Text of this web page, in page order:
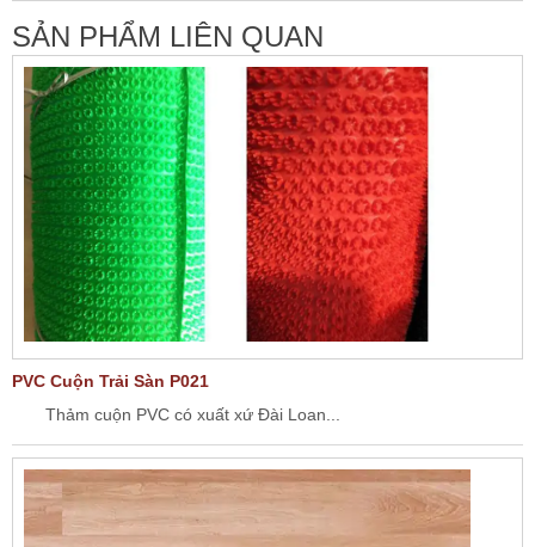
SẢN PHẨM LIÊN QUAN
PVC Cuộn Trải Sàn P021
Thảm cuộn PVC có xuất xứ Đài Loan...